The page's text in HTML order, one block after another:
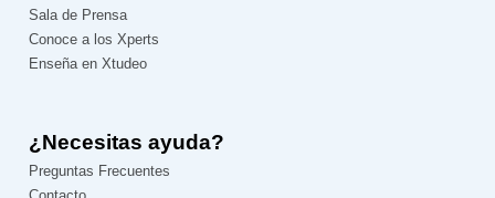
Sala de Prensa
Conoce a los Xperts
Enseña en Xtudeo
¿Necesitas ayuda?
Preguntas Frecuentes
Contacto